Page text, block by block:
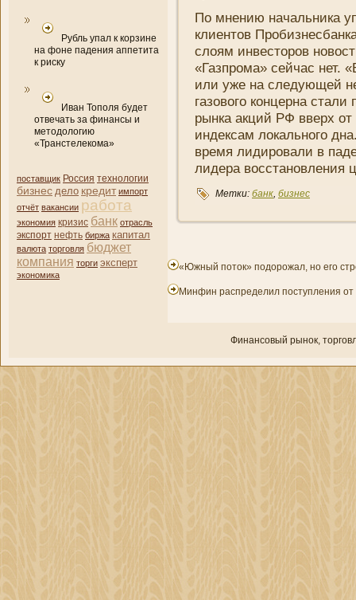
Рубль упал к корзине
на фоне падения аппетита
к риску
Иван Тополя будет
отвечать за финансы и
методологию
«Транстелекома»
поставщик Россия технологии
бизнес дело кредит импорт
отчёт вакансии работа
экономия кризис банк отрасль
экспорт нефть биржа капитал
валюта торговля бюджет
компани­я торги эксперт
экономика
По мнени­ю начальни­ка
клиентов
слоям инвесторов
«Газпрома» сейчас нет.
или уже на следующей
газового концерна
рынка акций РФ вверх от
индексам локального
время лидировали в
лидера восстановлени­я
Метки: банк, бизнес
«Южный поток» подорожал, но его
Минфин распределил поступления
Финансовый рынок,